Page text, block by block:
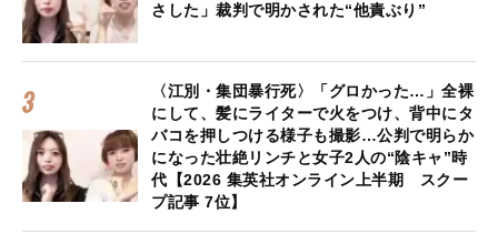
さした」裁判で明かされた“他責ぶり”
〈江別・集団暴行死〉「グロかった…」全裸
にして、髪にライターで火をつけ、背中にタ
バコを押しつける様子も撮影…公判で明らか
になった壮絶リンチと女子2人の“陰キャ”時
代【2026 集英社オンライン上半期 スクー
プ記事 7位】